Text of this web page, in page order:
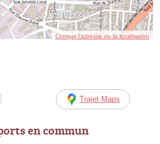
Corriger l’adresse ou la localisation
Trajet Maps
en commun